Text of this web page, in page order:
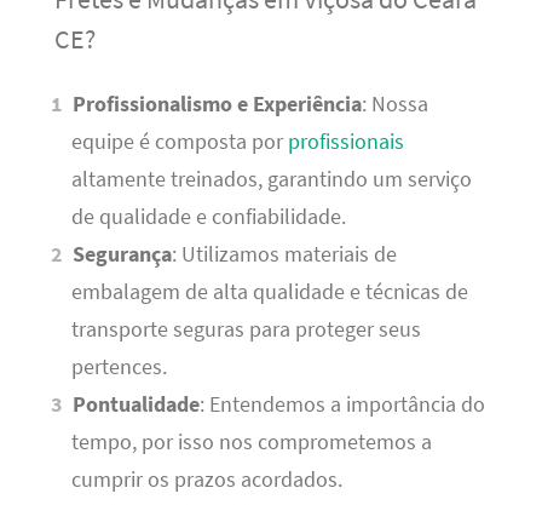
CE?
Profissionalismo e Experiência: Nossa
equipe é composta por profissionais
altamente treinados, garantindo um serviço
de qualidade e confiabilidade.
Segurança: Utilizamos materiais de
embalagem de alta qualidade e técnicas de
transporte seguras para proteger seus
pertences.
Pontualidade: Entendemos a importância do
tempo, por isso nos comprometemos a
cumprir os prazos acordados.